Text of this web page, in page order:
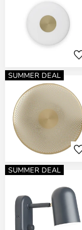
SUMMER DEAL
SUMMER DEAL